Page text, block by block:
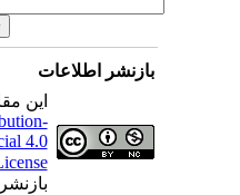
بازنشر اطلاعات
این
4.0
License